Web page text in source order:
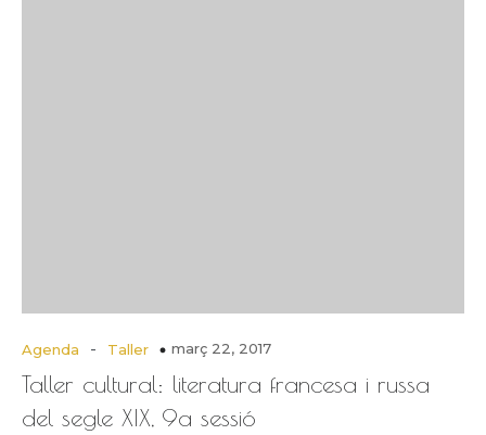
Agenda - Taller març 22, 2017
Taller cultural: literatura francesa i russa
del segle XIX, 9a sessió